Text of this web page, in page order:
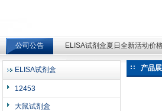
上海邦景实业有限公司
公司公告 ELISA试剂盒夏日全新活动价
ELISA试剂盒夏日全新活动价格
ELISA试剂盒
12453
大鼠试剂盒
产品